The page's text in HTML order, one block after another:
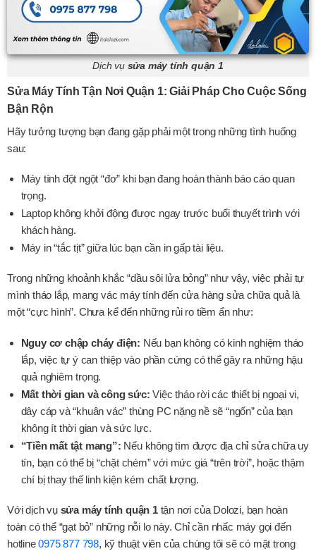
Dịch vụ sửa máy tính quận 1
Sửa Máy Tính Tận Nơi Quận 1: Giải Pháp Cho Cuộc Sống
Bận Rộn
Hãy tưởng tượng bạn đang gặp phải một trong những tình huống
sau:
Máy tính đột ngột “đơ” khi bạn đang hoàn thành báo cáo quan
trọng.
Laptop không khởi động được ngay trước buổi thuyết trình với
khách hàng.
Máy in “tắc tịt” giữa lúc bạn cần in gấp tài liệu.
Trong những khoảnh khắc “dầu sôi lửa bỏng” như vậy, việc phải tự
mình tháo lắp, mang vác máy tính đến cửa hàng sửa chữa quả là
một “cực hình”. Chưa kể đến những rủi ro tiềm ẩn như:
Nguy cơ chập cháy điện: Nếu bạn không có kinh nghiệm tháo
lắp, việc tự ý can thiệp vào phần cứng có thể gây ra những hậu
quả nghiêm trọng.
Mất thời gian và công sức: Việc tháo rời các thiết bị ngoại vi,
dây cáp và “khuân vác” thùng PC nặng nề sẽ “ngốn” của bạn
không ít thời gian và sức lực.
“Tiền mất tật mang”: Nếu không tìm được địa chỉ sửa chữa uy
tín, bạn có thể bị “chặt chém” với mức giá “trên trời”, hoặc thậm
chí bị thay thế linh kiện kém chất lượng.
Với dịch vụ sửa máy tính quận 1tận nơi của Dolozi, bạn hoàn
toàn có thể “gạt bỏ” những nỗi lo này. Chỉ cần nhấc máy gọi đến
hotline0975 877 798, kỹ thuật viên của chúng tôi sẽ có mặt trong